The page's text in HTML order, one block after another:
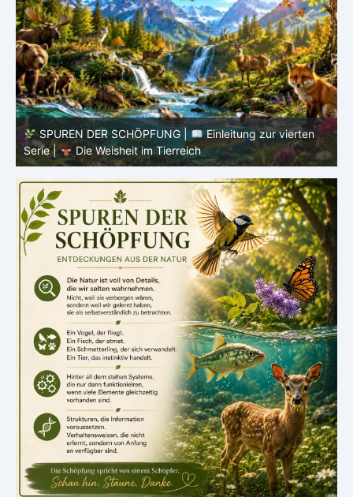
SPUREN DER SCHÖPFUNG |
Einleitung zur vierten
Serie |
Die Weisheit im Tierreich